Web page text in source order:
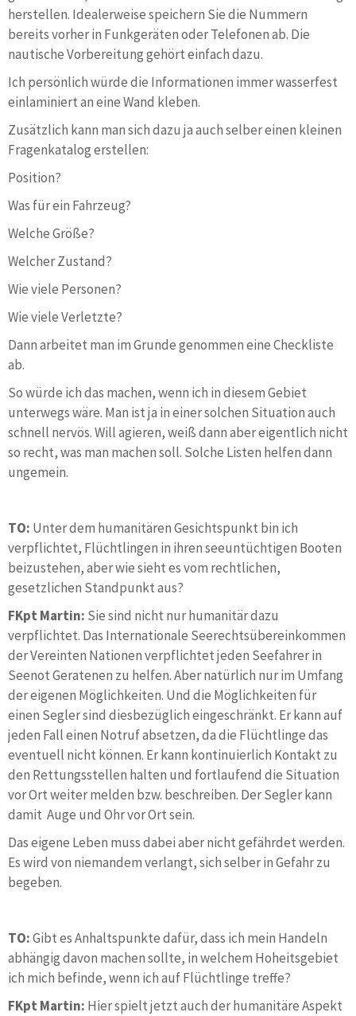
herstellen. Idealerweise speichern Sie die Nummern
bereits vorher in Funkgeräten oder Telefonen ab. Die
nautische Vorbereitung gehört einfach dazu.
Ich persönlich würde die Informationen immer wasserfest
einlaminiert an eine Wand kleben.
Zusätzlich kann man sich dazu ja auch selber einen kleinen
Fragenkatalog erstellen:
Position?
Was für ein Fahrzeug?
Welche Größe?
Welcher Zustand?
Wie viele Personen?
Wie viele Verletzte?
Dann arbeitet man im Grunde genommen eine Checkliste
ab.
So würde ich das machen, wenn ich in diesem Gebiet
unterwegs wäre. Man ist ja in einer solchen Situation auch
schnell nervös. Will agieren, weiß dann aber eigentlich nicht
so recht, was man machen soll. Solche Listen helfen dann
ungemein.
TO: Unter dem humanitären Gesichtspunkt bin ich
verpflichtet, Flüchtlingen in ihren seeuntüchtigen Booten
beizustehen, aber wie sieht es vom rechtlichen,
gesetzlichen Standpunkt aus?
FKpt Martin: Sie sind nicht nur humanitär dazu
verpflichtet. Das Internationale Seerechtsübereinkommen
der Vereinten Nationen verpflichtet jeden Seefahrer in
Seenot Geratenen zu helfen. Aber natürlich nur im Umfang
der eigenen Möglichkeiten. Und die Möglichkeiten für
einen Segler sind diesbezüglich eingeschränkt. Er kann auf
jeden Fall einen Notruf absetzen, da die Flüchtlinge das
eventuell nicht können. Er kann kontinuierlich Kontakt zu
den Rettungsstellen halten und fortlaufend die Situation
vor Ort weiter melden bzw. beschreiben. Der Segler kann
damit Auge und Ohr vor Ort sein.
Das eigene Leben muss dabei aber nicht gefährdet werden.
Es wird von niemandem verlangt, sich selber in Gefahr zu
begeben.
TO:Gibt es Anhaltspunkte dafür, dass ich mein Handeln
abhängig davon machen sollte, in welchem Hoheitsgebiet
ich mich befinde, wenn ich auf Flüchtlinge treffe?
FKpt Martin: Hier spielt jetzt auch der humanitäre Aspekt